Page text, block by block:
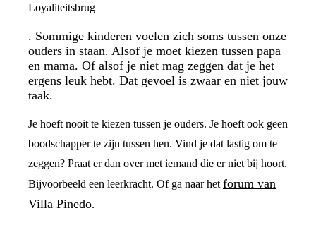
Loyaliteitsbrug
. Sommige kinderen voelen zich soms tussen onze
ouders in staan. Alsof je moet kiezen tussen papa
en mama. Of alsof je niet mag zeggen dat je het
ergens leuk hebt. Dat gevoel is zwaar en niet jouw
taak.
Je hoeft nooit te kiezen tussen je ouders. Je hoeft ook geen
boodschapper te zijn tussen hen. Vind je dat lastig om te
zeggen? Praat er dan over met iemand die er niet bij hoort.
Bijvoorbeeld een leerkracht. Of ga naar het forum van
Villa Pinedo.